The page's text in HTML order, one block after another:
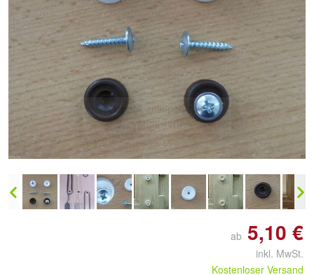
Doppelt antippen zum
vergrößern
ab 5,10 €
inkl. MwSt.
Kostenloser Versand